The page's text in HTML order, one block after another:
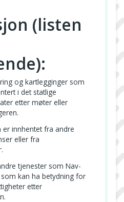
(listen
og kartlegginger som
i det statlige
etter møter eller
innhentet fra andre
eller fra
tjenester som Nav-
kan ha betydning for
etter